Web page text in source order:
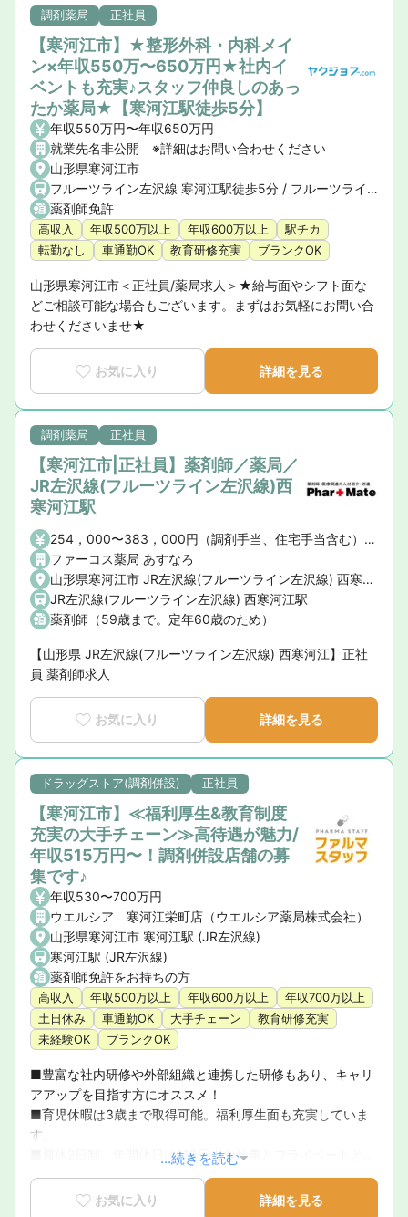
調剤薬局 正社員
【寒河江市】★整形外科・内科メイ
ン×年収550万〜650万円★社内イ
ベントも充実♪スタッフ仲良しのあっ
たか薬局★【寒河江駅徒歩5分】
年収550万円〜年収650万円
就業先名非公開 ※詳細はお問い合わせください
山形県寒河江市
フルーツライン左沢線 寒河江駅徒歩5分 / フルーツライン左沢線 南寒河江駅徒歩20分 / フルーツライン左沢線 西寒河江駅徒歩20分
薬剤師免許
高収入 年収500万以上 年収600万以上
駅チカ
転勤なし
車通勤OK 教育研修充実 ブランクOK
山形県寒河江市＜正社員/薬局求人＞★給与面やシフト面な
どご相談可能な場合もございます。まずはお気軽にお問い合
わせくださいませ★
お気に入り 詳細を見る
調剤薬局 正社員
【寒河江市|正社員】薬剤師／薬局／
JR左沢線(フルーツライン左沢線)西
寒河江駅
254，000〜383，000円（調剤手当、住宅手当含む）※その他、調剤経験等考慮致します。
ファーコス薬局 あすなろ
山形県寒河江市 JR左沢線(フルーツライン左沢線) 西寒河江駅
JR左沢線(フルーツライン左沢線) 西寒河江駅
薬剤師（59歳まで。定年60歳のため）
【山形県 JR左沢線(フルーツライン左沢線) 西寒河江】正社
員 薬剤師求人
お気に入り 詳細を見る
ドラッグストア(調剤併設) 正社員
【寒河江市】≪福利厚生&教育制度
充実の大手チェーン≫高待遇が魅力/
年収515万円〜！調剤併設店舗の募
集です♪
年収530〜700万円
ウエルシア 寒河江栄町店（ウエルシア薬局株式会社）
山形県寒河江市 寒河江駅 (JR左沢線)
寒河江駅 (JR左沢線)
薬剤師免許をお持ちの方
高収入 年収500万以上 年収600万以上
年収700万以上
土日休み
車通勤OK 大手チェーン
教育研修充実
未経験OK
ブランクOK
■豊富な社内研修や外部組織と連携した研修もあり、キャリ
アアップを目指す方にオススメ！
■育児休暇は3歳まで取得可能。福利厚生面も充実していま
す。
■週休2日制、年間休日は116日！お仕事とプライベートと、
メリハリのある生活が叶います◎
...続きを読む
お気に入り 詳細を見る